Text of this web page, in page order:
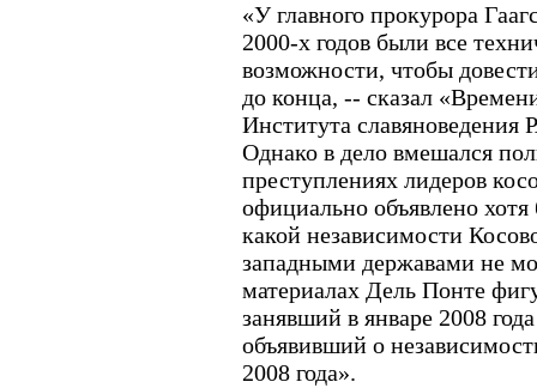
«У главного прокурора
2000-х годов были все
возможности, чтобы
до конца, -- сказал
Института славяноведения
Однако в дело вмешался
преступлениях лидеров
официально объявлено
какой независимости
западными державами не
материалах Дель Понте
занявший в январе 2008
объявивший о
2008 года».